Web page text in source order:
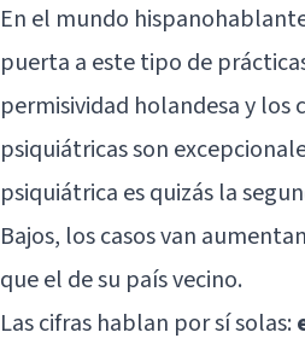
En el mundo
puerta a este tipo de
permisividad holandesa y los
psiquiátricas son
psiquiátrica es quizás la
Bajos, los casos van
que el de su país vecino.
Las cifras hablan por sí solas: